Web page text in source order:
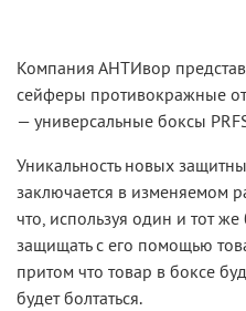
Компания АНТИвор
сейферы противокражные
— универсальные боксы
Уникальность новых
заключается в изменяемом
что, используя один и тот
защищать с его помощью
притом что товар в боксе
будет болтаться.